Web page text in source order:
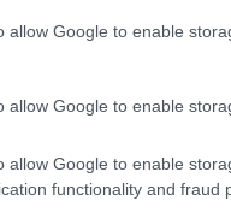
allow Google to enable
allow Google to enable
allow Google to enable
functionality and fraud